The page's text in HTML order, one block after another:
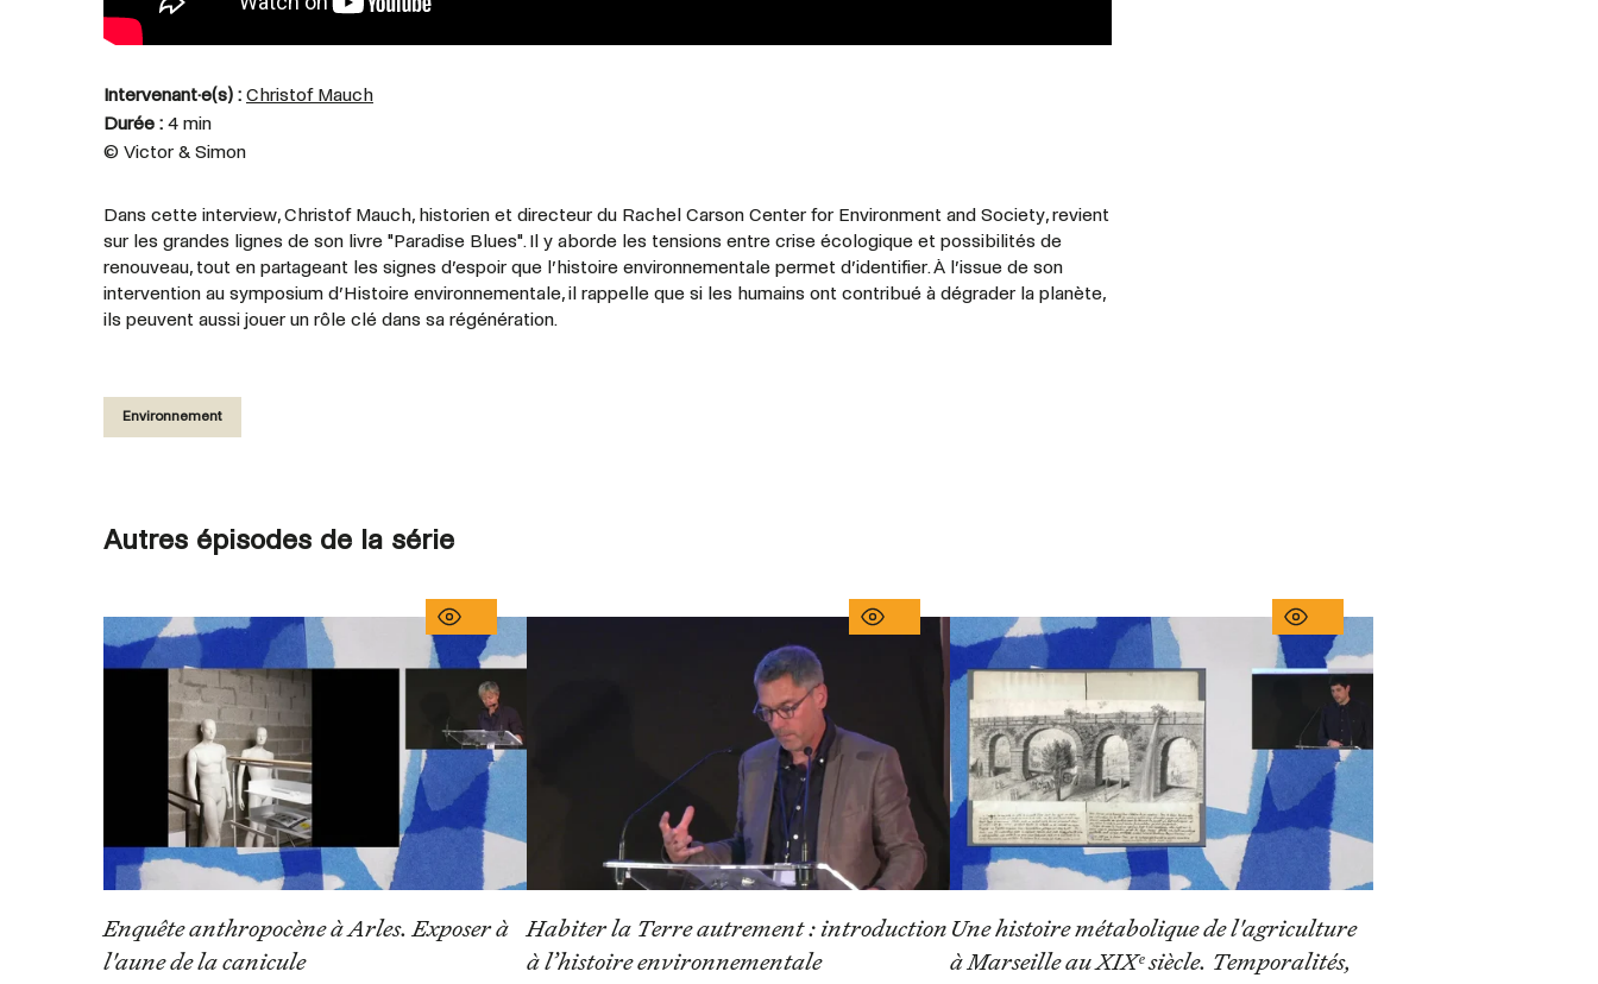
Intervenant·e(s) : Christof Mauch
Durée : 4 min
© Victor & Simon
Dans cette interview, Christof Mauch, historien et directeur du Rachel Carson Center for Environment and Society, revient
sur les grandes lignes de son livre "Paradise Blues". Il y aborde les tensions entre crise écologique et possibilités de
renouveau, tout en partageant les signes d’espoir que l’histoire environnementale permet d’identifier. À l’issue de son
intervention au symposium d’Histoire environnementale, il rappelle que si les humains ont contribué à dégrader la planète,
ils peuvent aussi jouer un rôle clé dans sa régénération.
Environnement
Autres épisodes de la série
Enquête anthropocène à Arles. Exposer à
l'aune de la canicule
Habiter la Terre autrement : introduction
à l’histoire environnementale
Une histoire métabolique de l'agriculture
à Marseille au XIXᵉ siècle. Temporalités,